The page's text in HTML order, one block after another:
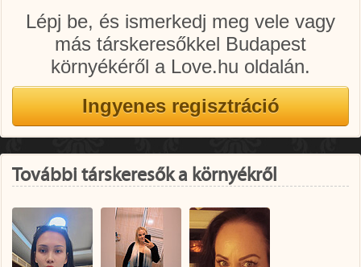
Lépj be, és ismerkedj meg vele vagy
más társkeresőkkel Budapest
környékéről a Love.hu oldalán.
További társkeresők a környékről